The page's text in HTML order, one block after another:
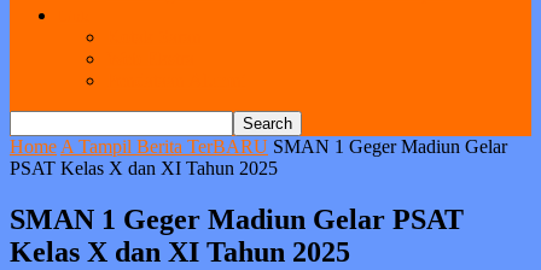
Home A Tampil Berita TerBARU SMAN 1 Geger Madiun Gelar
PSAT Kelas X dan XI Tahun 2025
SMAN 1 Geger Madiun Gelar PSAT
Kelas X dan XI Tahun 2025